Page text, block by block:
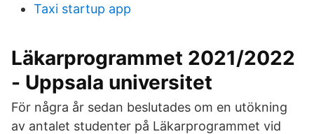
Taxi startup app
Läkarprogrammet 2021/2022
- Uppsala universitet
För några år sedan beslutades om en utökning
av antalet studenter på Läkarprogrammet vid